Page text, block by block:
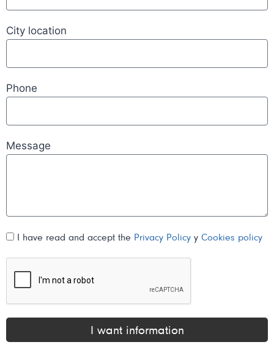
City location
Phone
Message
I have read and accept the Privacy Policy y Cookies policy
I want information